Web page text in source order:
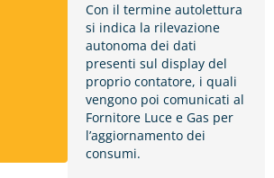
Con il termine autolettura
si indica la rilevazione
autonoma dei dati
presenti sul display del
proprio contatore, i quali
vengono poi comunicati al
Fornitore Luce e Gas per
l’aggiornamento dei
consumi.